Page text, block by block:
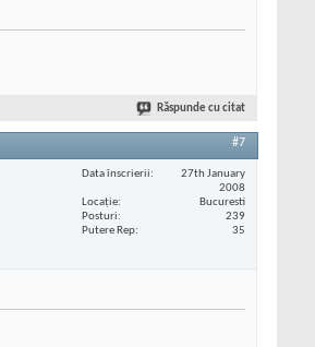
Răspunde cu citat
#7
Data înscrierii
27th January
2008
Locaţie
Bucuresti
Posturi
239
Putere Rep
35